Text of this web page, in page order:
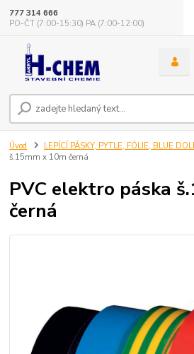
777 314 666
PO-ČT (7:00-15:30) PA (7:00-12:00)
Úvod LEPÍCÍ PÁSKY, PYTLE, FÓLIE, BLUE
š.15mm x 10m černá
PVC elektro páska
černá